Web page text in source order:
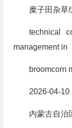
糜子田杂草
technical
management in
broomcorn
2026-04-10
内蒙古自治